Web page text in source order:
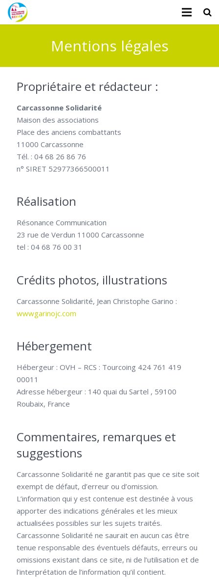
Financiers
Divers
Actualités
Mentions légales
Propriétaire et rédacteur :
Carcassonne Solidarité
Maison des associations
Place des anciens combattants
11000 Carcassonne
Tél. : 04 68 26 86 76
n° SIRET 52977366500011
Réalisation
Résonance Communication
23 rue de Verdun 11000 Carcassonne
tel : 04 68 76 00 31
Crédits photos, illustrations
Carcassonne Solidarité, Jean Christophe Garino :
wwwgarinojc.com
Hébergement
Hébergeur : OVH – RCS : Tourcoing 424 761 419
00011
Adresse hébergeur : 140 quai du Sartel , 59100
Roubaix, France
Commentaires, remarques et
suggestions
Carcassonne Solidarité ne garantit pas que ce site soit
exempt de défaut, d’erreur ou d’omission.
L’information qui y est contenue est destinée à vous
apporter des indications générales et les mieux
actualisées possibles sur les sujets traités.
Carcassonne Solidarité ne saurait en aucun cas être
tenue responsable des éventuels défauts, erreurs ou
omissions existant dans ce site, ni de l’utilisation et de
l’interprétation de l’information qu’il contient.